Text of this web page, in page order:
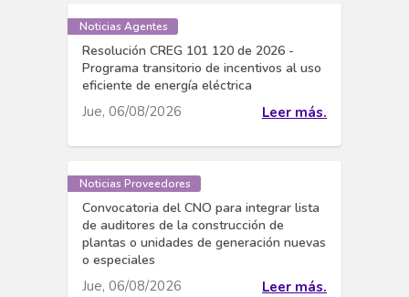
Noticias Agentes
Resolución CREG 101 120 de 2026 -
Programa transitorio de incentivos al uso
eficiente de energía eléctrica
Jue, 06/08/2026 Leer más.
Noticias Proveedores
Convocatoria del CNO para integrar lista
de auditores de la construcción de
plantas o unidades de generación nuevas
o especiales
Jue, 06/08/2026 Leer más.